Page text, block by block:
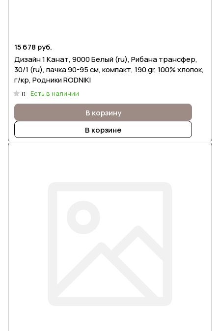
15 678 руб.
Дизайн 1 Канат, 9000 Белый (ru), Рибана трансфер,
30/1 (ru), пачка 90-95 см, компакт, 190 gr, 100% хлопок,
г/кр, Родники RODNIKI
0 Есть в наличии
В корзину
В корзине